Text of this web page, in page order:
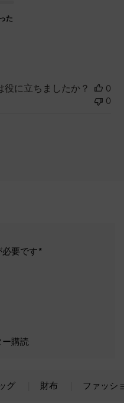
た
役に立ちましたか？
0
0
必要です*
購読
グ 財布 ファッシ